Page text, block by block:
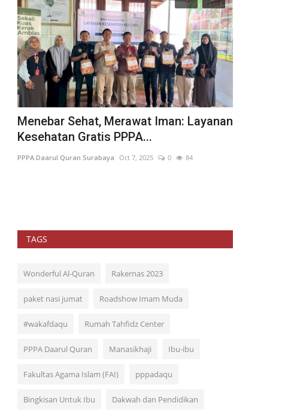
Menebar Sehat, Merawat Iman: Layanan
Kesehatan Gratis PPPA...
PPPA Daarul Quran Surabaya Oct 7, 2025 0 84
TAGS
Wonderful Al-Quran Rakernas 2023
paket nasi jumat Roadshow Imam Muda
#wakafdaqu Rumah Tahfidz Center
PPPA Daarul Quran Manasikhaji Ibu-ibu
Fakultas Agama Islam (FAI) pppadaqu
Bingkisan Untuk Ibu Dakwah dan Pendidikan